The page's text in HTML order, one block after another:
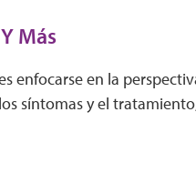
Más
enfocarse en la
síntomas y el